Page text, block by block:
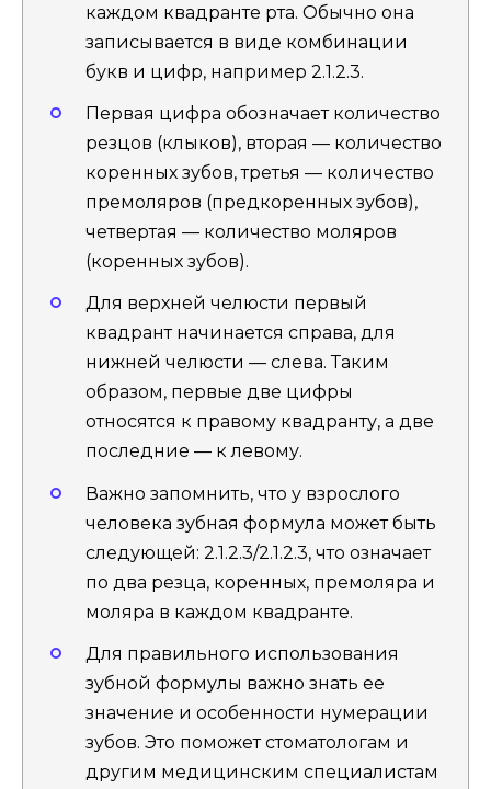
каждом квадранте рта. Обычно она
записывается в виде комбинации
букв и цифр, например 2.1.2.3.
Первая цифра обозначает количество
резцов (клыков), вторая — количество
коренных зубов, третья — количество
премоляров (предкоренных зубов),
четвертая — количество моляров
(коренных зубов).
Для верхней челюсти первый
квадрант начинается справа, для
нижней челюсти — слева. Таким
образом, первые две цифры
относятся к правому квадранту, а две
последние — к левому.
Важно запомнить, что у взрослого
человека зубная формула может быть
следующей: 2.1.2.3/2.1.2.3, что означает
по два резца, коренных, премоляра и
моляра в каждом квадранте.
Для правильного использования
зубной формулы важно знать ее
значение и особенности нумерации
зубов. Это поможет стоматологам и
другим медицинским специалистам